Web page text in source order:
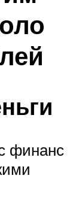
финанс